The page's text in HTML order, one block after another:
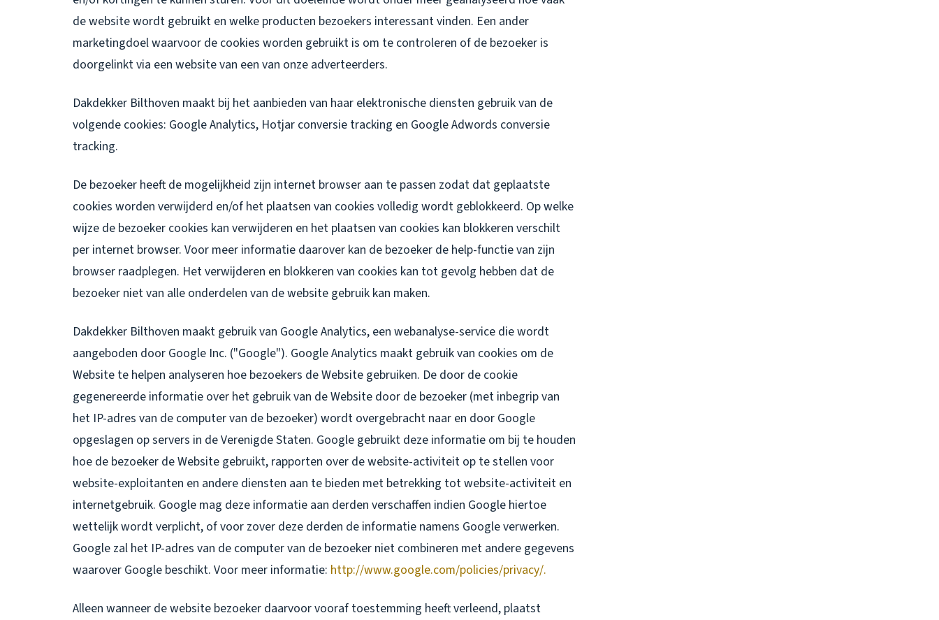
de website wordt gebruikt en welke producten bezoekers interessant vinden. Een ander
marketingdoel waarvoor de cookies worden gebruikt is om te controleren of de bezoeker is
doorgelinkt via een website van een van onze adverteerders.
Dakdekker Bilthoven maakt bij het aanbieden van haar elektronische diensten gebruik van de
volgende cookies: Google Analytics, Hotjar conversie tracking en Google Adwords conversie
tracking.
De bezoeker heeft de mogelijkheid zijn internet browser aan te passen zodat dat geplaatste
cookies worden verwijderd en/of het plaatsen van cookies volledig wordt geblokkeerd. Op welke
wijze de bezoeker cookies kan verwijderen en het plaatsen van cookies kan blokkeren verschilt
per internet browser. Voor meer informatie daarover kan de bezoeker de help-functie van zijn
browser raadplegen. Het verwijderen en blokkeren van cookies kan tot gevolg hebben dat de
bezoeker niet van alle onderdelen van de website gebruik kan maken.
Dakdekker Bilthoven maakt gebruik van Google Analytics, een webanalyse-service die wordt
aangeboden door Google Inc. ("Google"). Google Analytics maakt gebruik van cookies om de
Website te helpen analyseren hoe bezoekers de Website gebruiken. De door de cookie
gegenereerde informatie over het gebruik van de Website door de bezoeker (met inbegrip van
het IP-adres van de computer van de bezoeker) wordt overgebracht naar en door Google
opgeslagen op servers in de Verenigde Staten. Google gebruikt deze informatie om bij te houden
hoe de bezoeker de Website gebruikt, rapporten over de website-activiteit op te stellen voor
website-exploitanten en andere diensten aan te bieden met betrekking tot website-activiteit en
internetgebruik. Google mag deze informatie aan derden verschaffen indien Google hiertoe
wettelijk wordt verplicht, of voor zover deze derden de informatie namens Google verwerken.
Google zal het IP-adres van de computer van de bezoeker niet combineren met andere gegevens
waarover Google beschikt. Voor meer informatie: http://www.google.com/policies/privacy/.
Alleen wanneer de website bezoeker daarvoor vooraf toestemming heeft verleend, plaatst